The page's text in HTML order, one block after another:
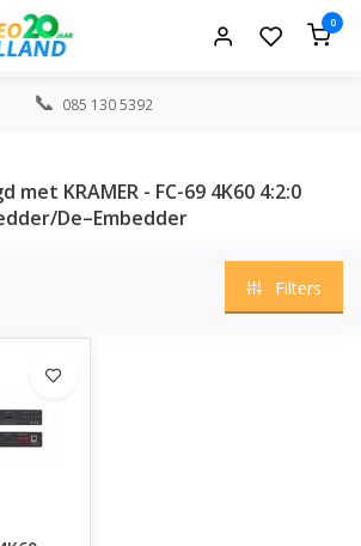
0
085 130 5392
KRAMER - FC-69 4K60 4:2:0
De–Embedder
Filters